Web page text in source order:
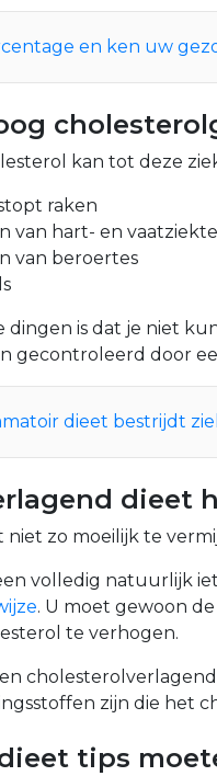
en ken uw
kan tot deze
raken
van hart- en
van beroertes
dingen is dat je niet
gecontroleerd door
dieet bestrijdt
dieet
zo moeilijk te
volledig natuurlijk
. U moet gewoon
te verhogen.
zijn die het
tips